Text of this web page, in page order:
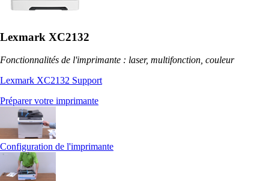
Lexmark XC2132
Fonctionnalités de l'imprimante : laser, multifonction, couleur
Lexmark XC2132 Support
Préparer votre imprimante
Configuration de l'imprimante